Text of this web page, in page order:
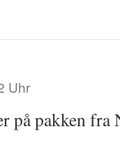
Uhr
på pakken fra